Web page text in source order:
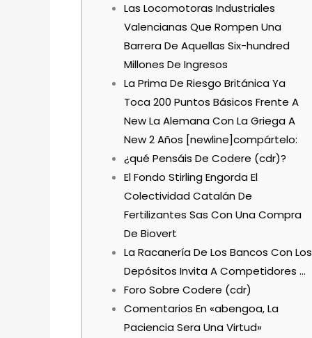
Las Locomotoras Industriales
Valencianas Que Rompen Una
Barrera De Aquellas Six-hundred
Millones De Ingresos
La Prima De Riesgo Británica Ya
Toca 200 Puntos Básicos Frente A
New La Alemana Con La Griega A
New 2 Años [newline]compártelo:
¿qué Pensáis De Codere (cdr)?
El Fondo Stirling Engorda El
Colectividad Catalán De
Fertilizantes Sas Con Una Compra
De Biovert
La Racanería De Los Bancos Con Los
Depósitos Invita A Competidores …
Foro Sobre Codere (cdr)
Comentarios En «abengoa, La
Paciencia Sera Una Virtud»